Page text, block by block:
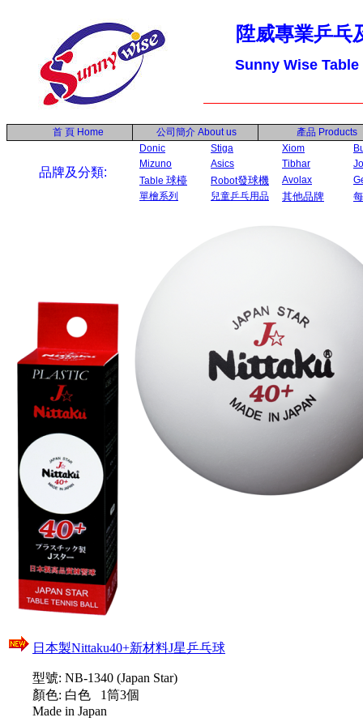
陞威專業乒乓
Sunny Wise
首 頁 Home 公司簡介 About us 產品 Products
品牌及分類:
Donic Stiga Xiom
Mizuno
Asics Tibhar
Table 球檯 Robot發球機 Avolax
單檜系列
兒童乒乓用品 其他品牌
日本製Nittaku40+新材料J星乒乓球
型號: NB-1340 (Japan Star)
顏色: 白色 1筒3個
Made in Japan